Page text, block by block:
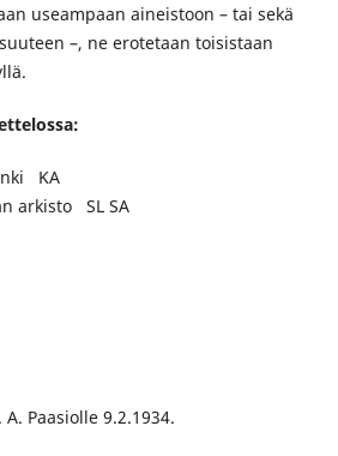
useampaan aineistoon – tai sekä
–, ne erotetaan toisistaan
KA
arkisto SL SA
A. Paasiolle 9.2.1934.